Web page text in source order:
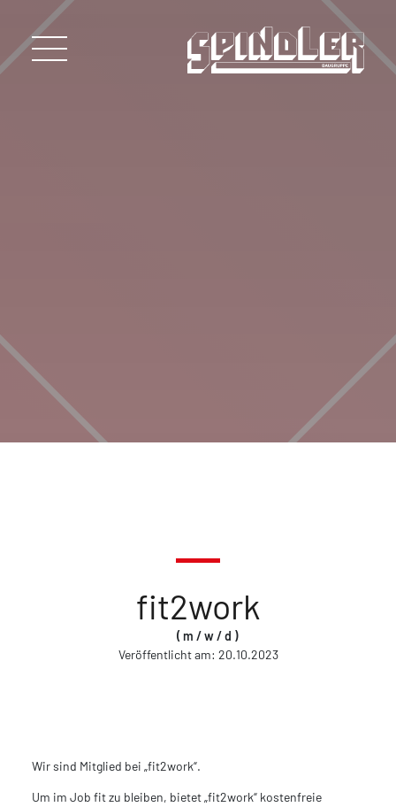
fit2work
( m / w / d )
Veröffentlicht am: 20.10.2023
Wir sind Mitglied bei „fit2work“.
Um im Job fit zu bleiben, bietet „fit2work“ kostenfreie